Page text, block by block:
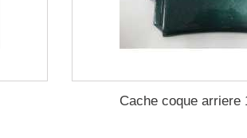
Cache coque arriere